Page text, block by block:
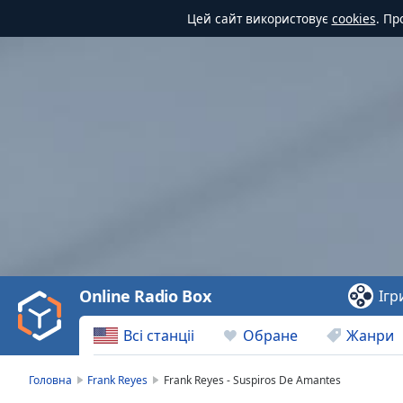
Цей сайт використовує cookies.
Video
Play
Backward
Skip
Всі станціі Обране Жанри
Online Radio Box
Головна Frank Reyes Frank Reyes - Suspiros De Amantes